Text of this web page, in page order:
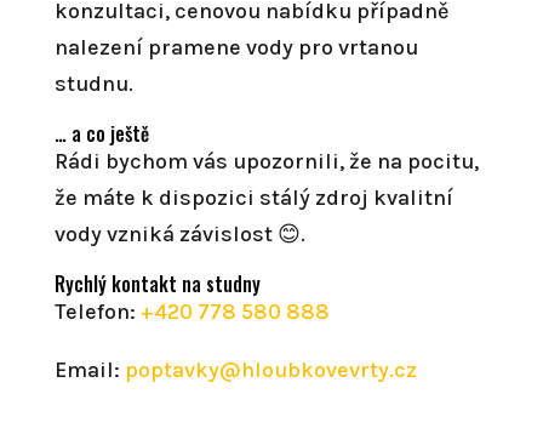
konzultaci, cenovou nabídku případně
nalezení pramene vody pro vrtanou
studnu.
… a co ještě
Rádi bychom vás upozornili, že na pocitu,
že máte k dispozici stálý zdroj kvalitní
vody vzniká závislost 😊.
Rychlý kontakt na studny
Telefon: +420 778 580 888
Email: poptavky@hloubkovevrty.cz